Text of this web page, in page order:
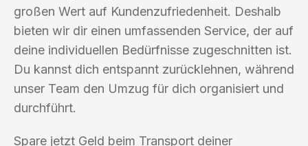
großen Wert auf Kundenzufriedenheit. Deshalb
bieten wir dir einen umfassenden Service, der auf
deine individuellen Bedürfnisse zugeschnitten ist.
Du kannst dich entspannt zurücklehnen, während
unser Team den Umzug für dich organisiert und
durchführt.
Spare jetzt Geld beim Transport deiner